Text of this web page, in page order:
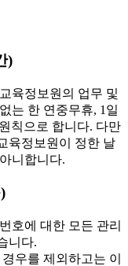
)
육정보원의 업무 및
는 한 연중무휴, 1일
칙으로 합니다. 다만
육정보원이 정한 날
니합니다.
호에 대한 모든 관리
니다.
우를 제외하고는 이